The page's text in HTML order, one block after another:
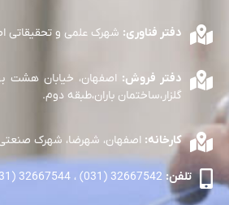
دفتر فناوری: شهرک علمی و تحقیقاتی
دفتر فروش: اصفهان، خیابان هشت
گلزار،ساختمان باران،طبقه دوم.
کارخانه: اصفهان، شهرضا، شهرک صنعتی
تلفن: